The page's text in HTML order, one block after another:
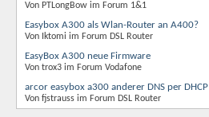
Von PTLongBow im Forum 1&1
Easybox A300 als Wlan-Router an A400?
Von Iktomi im Forum DSL Router
EasyBox A300 neue Firmware
Von trox3 im Forum Vodafone
arcor easybox a300 anderer DNS per DHCP
Von fjstrauss im Forum DSL Router